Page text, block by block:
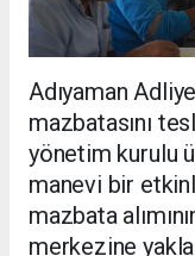
Adıyaman
mazbatasını
yönetim kurulu
manevi bir
mazbata
merkezine